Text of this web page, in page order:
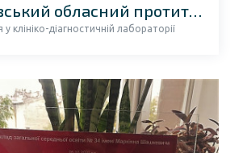
Миколаївський обласний протитуберкульозний диспансер
у клініко-діагностичній лабораторії